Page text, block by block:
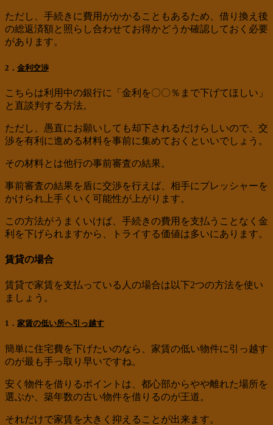
ただし、手続きに費用がかかることもあるため、借り換え後
の総返済額と照らし合わせてお得かどうか確認しておく必要
があります。
2． 金利交渉
こちらは利用中の銀行に「金利を〇〇％まで下げてほしい」
と直談判する方法。
ただし、愚直にお願いしても却下されるだけらしいので、交
渉を有利に進める材料を事前に集めておくといいでしょう。
その材料とは他行の事前審査の結果。
事前審査の結果を盾に交渉を行えば、相手にプレッシャーを
かけられ上手くいく可能性が上がります。
この方法がうまくいけば、手続きの費用を支払うことなく金
利を下げられますから、トライする価値は多いにあります。
賃貸の場合
賃貸で家賃を支払っている人の場合は以下2つの方法を使い
ましょう。
1． 家賃の低い所へ引っ越す
簡単に住宅費を下げたいのなら、家賃の低い物件に引っ越す
のが最も手っ取り早いですね。
安く物件を借りるポイントは、都心部からやや離れた場所を
選ぶか、築年数の古い物件を借りるのが王道。
それだけで家賃を大きく抑えることが出来ます。